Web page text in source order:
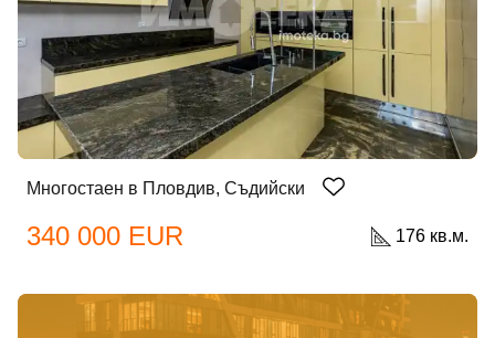
Многостаен в Пловдив, Съдийски
340 000 EUR 176 кв.м.